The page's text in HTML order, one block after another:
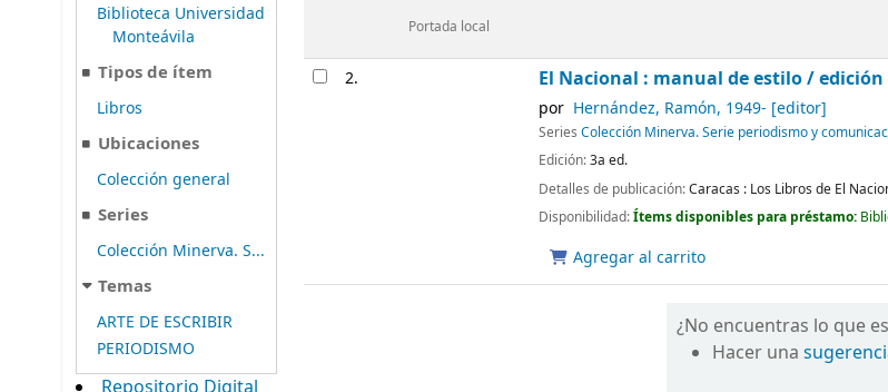
Biblioteca Universidad
Monteávila
Tipos de ítem
Libros
Ubicaciones
Colección general
Series
Colección Minerva. S...
Temas
ARTE DE ESCRIBIR
PERIODISMO
Portada local
2. El Nacional : manual de estilo /edición
por Hernández, Ramón, 1949- [editor]
SeriesColección Minerva. Serie periodismo y
Edición:3a ed.
Detalles de publicación:Caracas : Los Libros de El
Disponibilidad:Ítems disponibles para préstamo:
Agregar al carrito
¿No encuentras lo que
Hacer una